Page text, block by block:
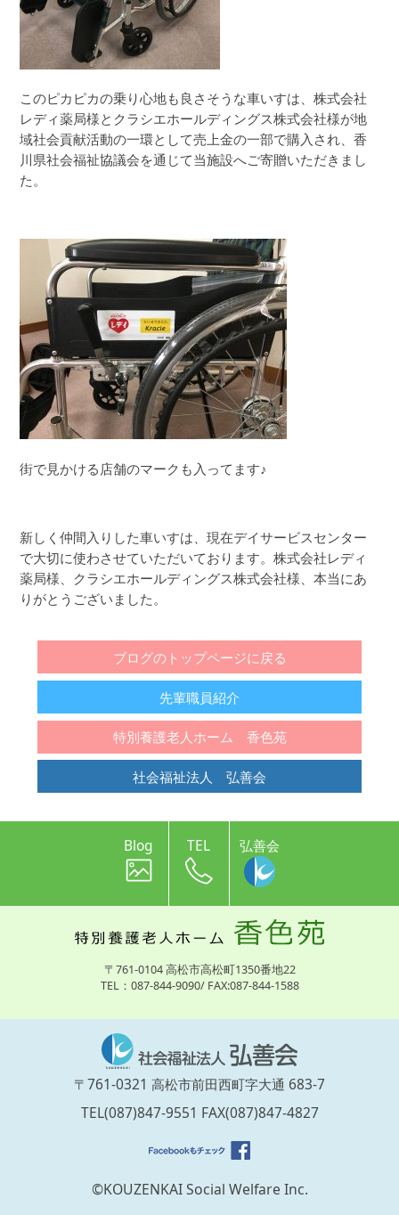
このピカピカの乗り心地も良さそうな車いすは、株式会社
レディ薬局様とクラシエホールディングス株式会社様が地
域社会貢献活動の一環として売上金の一部で購入され、香
川県社会福祉協議会を通じて当施設へご寄贈いただきまし
た。
街で見かける店舗のマークも入ってます♪
新しく仲間入りした車いすは、現在デイサービスセンター
で大切に使わさせていただいております。株式会社レディ
薬局様、クラシエホールディングス株式会社様、本当にあ
りがとうございました。
ブログのトップページに戻る
先輩職員紹介
特別養護老人ホーム 香色苑
社会福祉法人 弘善会
Blog TEL 弘善会
〒761-0104 高松市高松町1350番地22
TEL：087-844-9090/ FAX:087-844-1588
〒761-0321 高松市前田西町字大通 683-7
TEL(087)847-9551 FAX(087)847-4827
©KOUZENKAI Social Welfare Inc.